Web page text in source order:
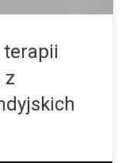
terapii
z